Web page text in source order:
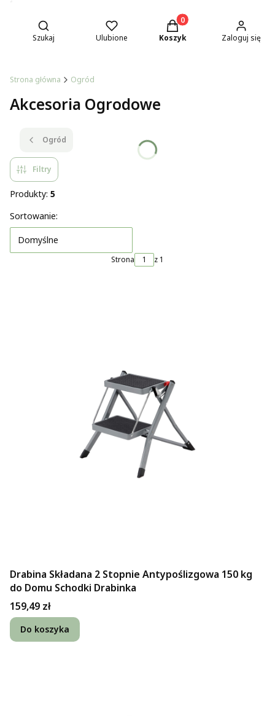
Otwórz wyszukiwarkę
Szukaj Ulubione
Produkty w koszyku: 0.
Koszyk Zaloguj się
Strona główna Ogród
Akcesoria Ogrodowe
Ogród
Filtry
Produkty: 5
Lista produktów
Sortowanie:
Domyślne
Strona z 1
Drabina Składana 2 Stopnie Antypoślizgowa 150 kg
do Domu Schodki Drabinka
Cena
159,49 zł
Do koszyka